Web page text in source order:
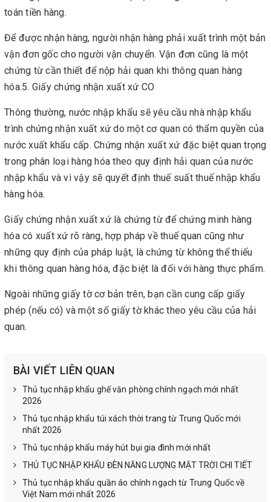
toán tiền hàng.
Để được nhận hàng, người nhận hàng phải xuất trình một bản
vận đơn gốc cho người vận chuyển. Vận đơn cũng là một
chứng từ cần thiết để nộp hải quan khi thông quan hàng
hóa.5. Giấy chứng nhận xuất xứ CO
Thông thường, nước nhập khẩu sẽ yêu cầu nhà nhập khẩu
trình chứng nhận xuất xứ do một cơ quan có thẩm quyền của
nước xuất khẩu cấp. Chứng nhận xuất xứ đặc biệt quan trọng
trong phân loại hàng hóa theo quy định hải quan của nước
nhập khẩu và vì vậy sẽ quyết định thuế suất thuế nhập khẩu
hàng hóa.
Giấy chứng nhận xuất xứ là chứng từ để chứng minh hàng
hóa có xuất xứ rõ ràng, hợp pháp về thuế quan cũng như
những quy định của pháp luật, là chứng từ không thể thiếu
khi thông quan hàng hóa, đặc biệt là đối với hàng thực phẩm.
Ngoài những giấy tờ cơ bản trên, bạn cần cung cấp giấy
phép (nếu có) và một số giấy tờ khác theo yêu cầu của hải
quan.
BÀI VIẾT LIÊN QUAN
Thủ tục nhập khẩu ghế văn phòng chính ngạch mới nhất
2026
Thủ tục nhập khẩu túi xách thời trang từ Trung Quốc mới
nhất 2026
Thủ tục nhập khẩu máy hút bụi gia đình mới nhất
THỦ TỤC NHẬP KHẨU ĐÈN NĂNG LƯỢNG MẶT TRỜI CHI TIẾT
Thủ tục nhập khẩu quần áo chính ngạch từ Trung Quốc về
Việt Nam mới nhất 2026